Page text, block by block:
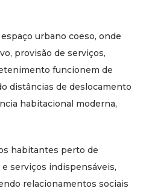
urbano coeso, onde
provisão de serviços,
funcionem de
distâncias de deslocamento
habitacional moderna,
habitantes perto de
serviços indispensáveis,
relacionamentos sociais